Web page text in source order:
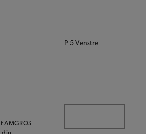
P 5 Venstre
AMGROS